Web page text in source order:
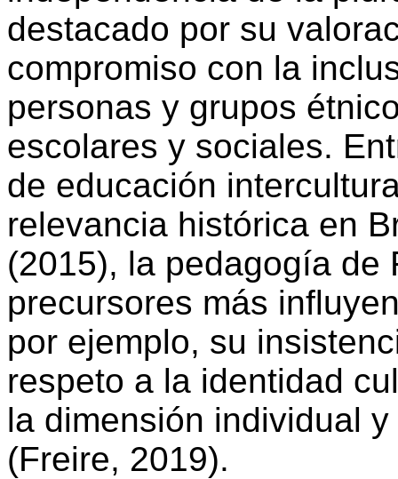
destacado por su
compromiso con la
personas y grupos
escolares y sociales.
de educación
relevancia histórica en
(2015), la pedagogía de
precursores más
por ejemplo, su
respeto a la identidad
la dimensión individual
(Freire, 2019).